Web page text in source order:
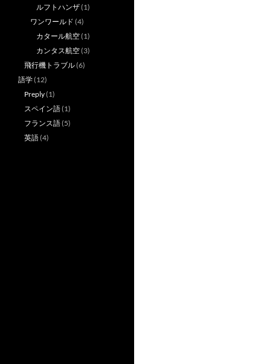
ルフトハンザ(1)
ワンワールド (4)
カタール航空(1)
カンタス航空(3)
飛行機トラブル(6)
語学(12)
Preply(1)
スペイン語(1)
フランス語(5)
英語(4)